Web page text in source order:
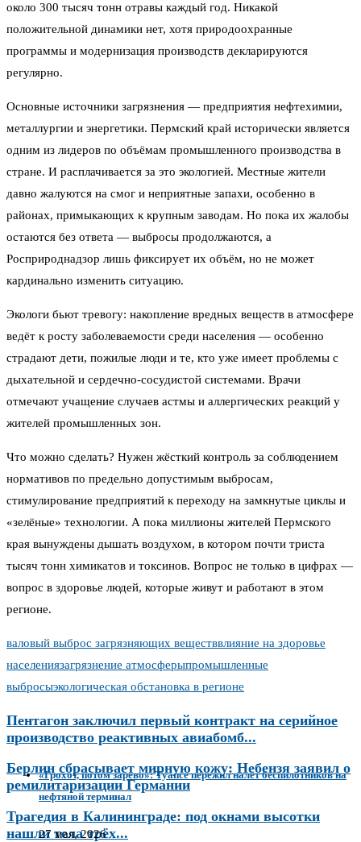
около 300 тысяч тонн отравы каждый год. Никакой
положительной динамики нет, хотя природоохранные
программы и модернизация производств декларируются
регулярно.
Основные источники загрязнения — предприятия нефтехимии,
металлургии и энергетики. Пермский край исторически является
одним из лидеров по объёмам промышленного производства в
стране. И расплачивается за это экологией. Местные жители
давно жалуются на смог и неприятные запахи, особенно в
районах, примыкающих к крупным заводам. Но пока их жалобы
остаются без ответа — выбросы продолжаются, а
Росприроднадзор лишь фиксирует их объём, но не может
кардинально изменить ситуацию.
Экологи бьют тревогу: накопление вредных веществ в атмосфере
ведёт к росту заболеваемости среди населения — особенно
страдают дети, пожилые люди и те, кто уже имеет проблемы с
дыхательной и сердечно-сосудистой системами. Врачи
отмечают учащение случаев астмы и аллергических реакций у
жителей промышленных зон.
Что можно сделать? Нужен жёсткий контроль за соблюдением
нормативов по предельно допустимым выбросам,
стимулирование предприятий к переходу на замкнутые циклы и
«зелёные» технологии. А пока миллионы жителей Пермского
края вынуждены дышать воздухом, в котором почти триста
тысяч тонн химикатов и токсинов. Вопрос не только в цифрах —
вопрос в здоровье людей, которые живут и работают в этом
регионе.
валовый выброс загрязняющих веществвлияние на здоровье
населениязагрязнение атмосферыпромышленные
выбросыэкологическая обстановка в регионе
Пентагон заключил первый контракт на серийное
производство реактивных авиабомб...
Берлин сбрасывает мирную кожу: Небензя заявил о
ремилитаризации Германии
Трагедия в Калининграде: под окнами высотки
нашли тела трёх...
«Грохот, потом зарево»: Туапсе пережил налёт беспилотников на
нефтяной терминал
27 мая, 2026